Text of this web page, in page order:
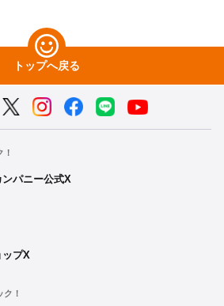
トップへ戻る
パニー公式X
プX
！